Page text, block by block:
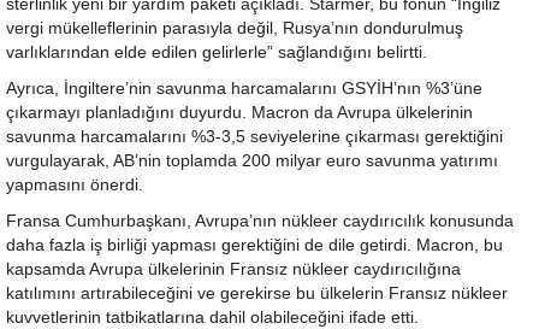
sterlinlik yeni bir yardım paketi açıkladı. Starmer, bu fonun “İngiliz
vergi mükelleflerinin parasıyla değil, Rusya’nın dondurulmuş
varlıklarından elde edilen gelirlerle” sağlandığını belirtti.
Ayrıca, İngiltere’nin savunma harcamalarını GSYİH’nın %3’üne
çıkarmayı planladığını duyurdu. Macron da Avrupa ülkelerinin
savunma harcamalarını %3-3,5 seviyelerine çıkarması gerektiğini
vurgulayarak, AB’nin toplamda 200 milyar euro savunma yatırımı
yapmasını önerdi.
Fransa Cumhurbaşkanı, Avrupa’nın nükleer caydırıcılık konusunda
daha fazla iş birliği yapması gerektiğini de dile getirdi. Macron, bu
kapsamda Avrupa ülkelerinin Fransız nükleer caydırıcılığına
katılımını artırabileceğini ve gerekirse bu ülkelerin Fransız nükleer
kuvvetlerinin tatbikatlarına dahil olabileceğini ifade etti.